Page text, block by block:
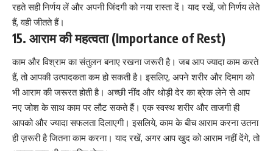
रहते सही निर्णय लें और अपनी जिंदगी को नया रास्ता दें। याद रखें, जो निर्णय लेते
हैं, वही जीतते हैं।
15. आराम की महत्वता (Importance of Rest)
काम और विश्राम का संतुलन बनाए रखना जरूरी है। जब आप ज्यादा काम करते
हैं, तो आपकी उत्पादकता कम हो सकती है। इसलिए, अपने शरीर और दिमाग को
भी आराम की जरूरत होती है। अच्छी नींद और थोड़ी देर का ब्रेक लेने से आप
नए जोश के साथ काम पर लौट सकते हैं। एक स्वस्थ शरीर और ताजगी ही
आपको और ज्यादा सफलता दिलाएगी। इसलिये, काम के बीच आराम करना उतना
ही ज़रूरी है जितना काम करना। याद रखें, अगर आप खुद को आराम नहीं देंगे, तो